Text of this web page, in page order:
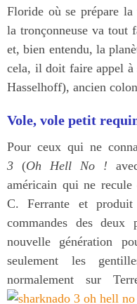
Floride où se prépare
la tronçonneuse va tout
et, bien entendu, la
cela, il doit faire appel à
Hasselhoff), ancien
Vole, vole petit
Pour ceux qui ne
3 (Oh Hell No !
américain qui ne
C. Ferrante et
commandes des deux
nouvelle génération
seulement les
normalement sur